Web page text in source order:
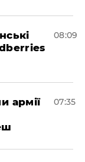
08:09
армії
07:35